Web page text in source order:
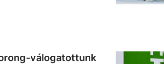
válogatottunk